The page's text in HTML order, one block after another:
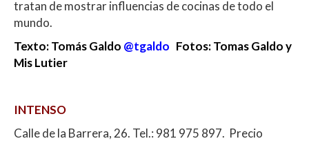
tratan de mostrar influencias de cocinas de todo el
mundo.
Texto: Tomás Galdo @tgaldo Fotos: Tomas Galdo y
Mis Lutier
INTENSO
Calle de la Barrera, 26. Tel.: 981 975 897. Precio